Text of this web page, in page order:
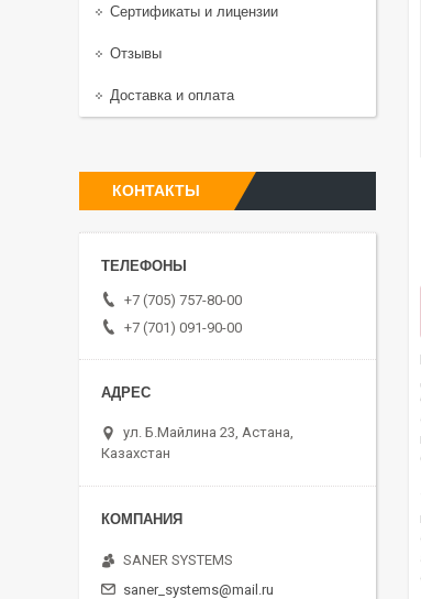
Сертификаты и лицензии
Отзывы
Доставка и оплата
КОНТАКТЫ
+7 (705) 757-80-00
+7 (701) 091-90-00
ул. Б.Майлина 23, Астана,
Казахстан
SANER SYSTEMS
saner_systems@mail.ru